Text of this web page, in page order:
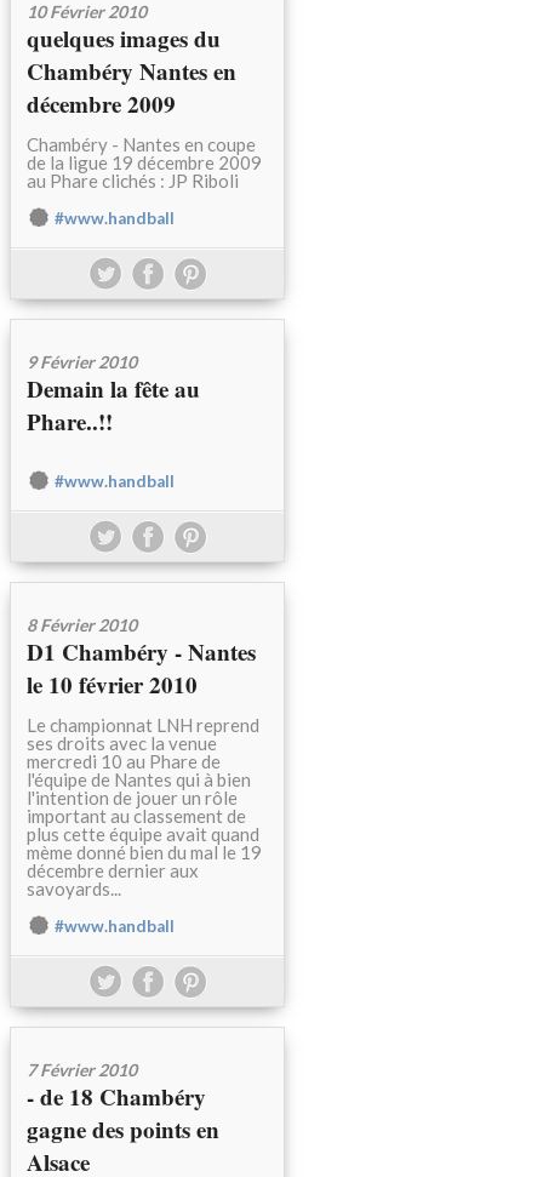
10 Février 2010
quelques images du
Chambéry Nantes en
décembre 2009
Chambéry - Nantes en coupe
de la ligue 19 décembre 2009
au Phare clichés : JP Riboli
#www.handball
9 Février 2010
Demain la fête au
Phare..!!
#www.handball
8 Février 2010
D1 Chambéry - Nantes
le 10 février 2010
Le championnat LNH reprend
ses droits avec la venue
mercredi 10 au Phare de
l'équipe de Nantes qui à bien
l'intention de jouer un rôle
important au classement de
plus cette équipe avait quand
mème donné bien du mal le 19
décembre dernier aux
savoyards...
#www.handball
7 Février 2010
- de 18 Chambéry
gagne des points en
Alsace